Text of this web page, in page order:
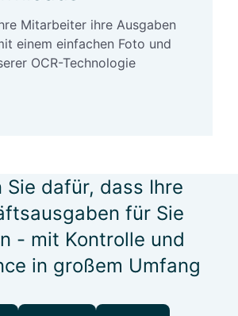
Mitarbeiter ihre Ausgaben
einem einfachen Foto und
OCR-Technologie
Sie dafür, dass Ihre
für Sie
- mit Kontrolle und
in großem Umfang